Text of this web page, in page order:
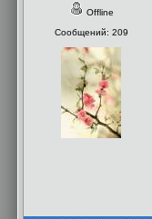
Offline
Сообщений: 209